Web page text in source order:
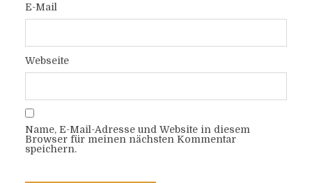
E-Mail
Webseite
Name, E-Mail-Adresse und Website in diesem
Browser für meinen nächsten Kommentar
speichern.